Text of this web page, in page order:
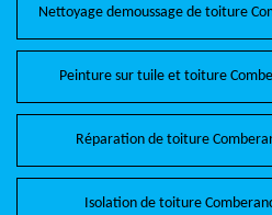
Nettoyage demoussage de toiture
Peinture sur tuile et toiture
Réparation de toiture
Isolation de toiture